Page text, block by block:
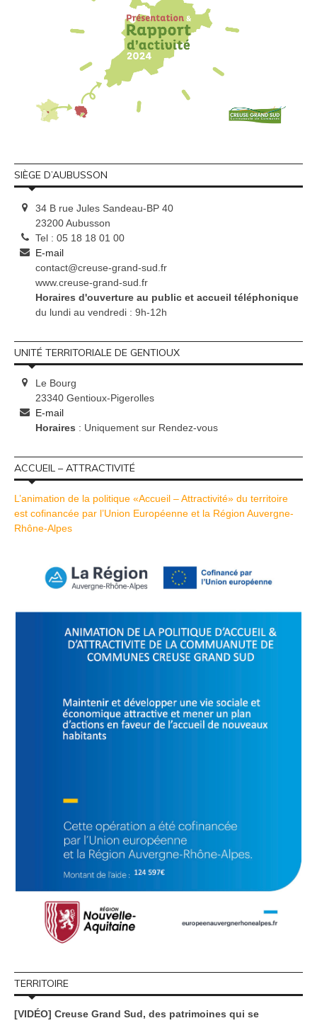
SIÈGE D’AUBUSSON
34 B rue Jules Sandeau-BP 40
23200 Aubusson
Tel : 05 18 18 01 00
E-mail
contact@creuse-grand-sud.fr
www.creuse-grand-sud.fr
Horaires d'ouverture au public et accueil téléphonique
du lundi au vendredi : 9h-12h
UNITÉ TERRITORIALE DE GENTIOUX
Le Bourg
23340 Gentioux-Pigerolles
E-mail
Horaires : Uniquement sur Rendez-vous
ACCUEIL – ATTRACTIVITÉ
L’animation de la politique «Accueil – Attractivité» du territoire
est cofinancée par l’Union Européenne et la Région Auvergne-
Rhône-Alpes
TERRITOIRE
[VIDÉO] Creuse Grand Sud, des patrimoines qui se